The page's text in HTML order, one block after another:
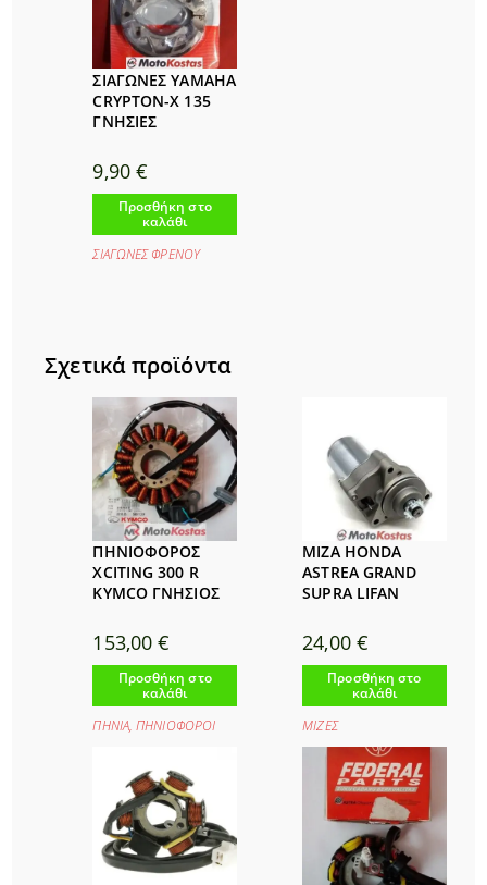
ΣΙΑΓΩΝΕΣ YAMAHA
CRYPTON-X 135
ΓΝΗΣΙΕΣ
9,90 €
Προσθήκη στο
καλάθι
ΣΙΑΓΩΝΕΣ ΦΡΕΝΟΥ
Σχετικά προϊόντα
ΠΗΝΙΟΦΟΡΟΣ
XCITING 300 R
KYMCO ΓΝΗΣΙΟΣ
153,00€
Προσθήκη στο
καλάθι
ΠΗΝΙΑ,ΠΗΝΙΟΦΟΡΟΙ
ΜΙΖΑ HONDA
ASTREA GRAND
SUPRA LIFAN
24,00 €
Προσθήκη στο
καλάθι
ΜΙΖΕΣ